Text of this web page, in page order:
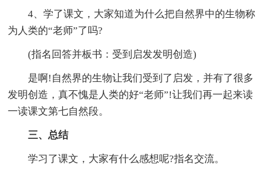
4、学了课文，大家知道为什么把自然界中的生物称
为人类的“老师”了吗?
(指名回答并板书：受到启发发明创造)
是啊!自然界的生物让我们受到了启发，并有了很多
发明创造，真不愧是人类的好“老师”!让我们再一起来读
一读课文第七自然段。
三、总结
学习了课文，大家有什么感想呢?指名交流。